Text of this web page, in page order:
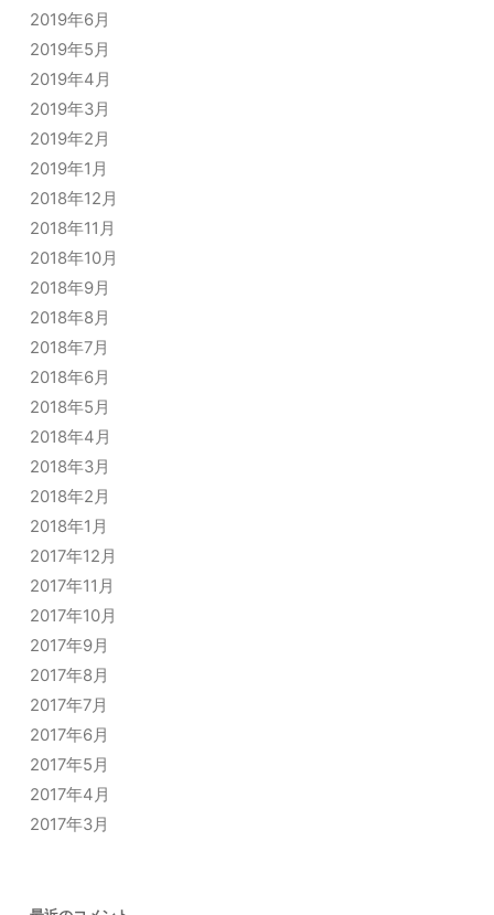
2019年6月
2019年5月
2019年4月
2019年3月
2019年2月
2019年1月
2018年12月
2018年11月
2018年10月
2018年9月
2018年8月
2018年7月
2018年6月
2018年5月
2018年4月
2018年3月
2018年2月
2018年1月
2017年12月
2017年11月
2017年10月
2017年9月
2017年8月
2017年7月
2017年6月
2017年5月
2017年4月
2017年3月